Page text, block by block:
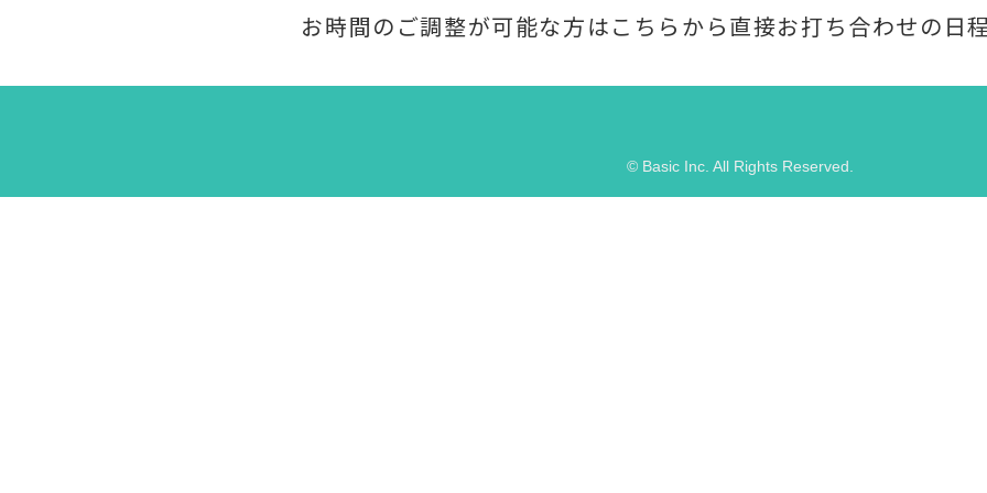
お時間のご調整が可能な方はこちらから直接お打ち合わせの日
© Basic Inc. All Rights Reserved.